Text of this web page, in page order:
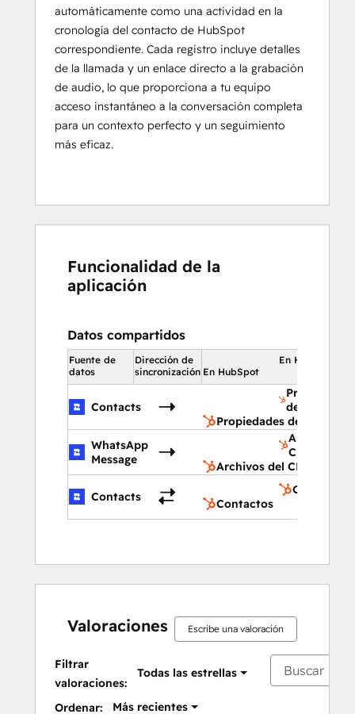
automáticamente como una actividad en la
cronología del contacto de HubSpot
correspondiente. Cada registro incluye detalles
de la llamada y un enlace directo a la grabación
de audio, lo que proporciona a tu equipo
acceso instantáneo a la conversación completa
para un contexto perfecto y un seguimiento
más eficaz.
Funcionalidad de la
aplicación
Datos compartidos
Fuente de
datos
Dirección de
sincronización
En HubSpot
En HubSpot
Contacts
Propiedades
de contacto
Propiedades de contacto
WhatsApp
Message
Archivos
CMS
Archivos del CMS
Contacts
Contactos
Contactos
Valoraciones Escribe una valoración
Filtrar
valoraciones:
Todas las estrellas
Ordenar: Más recientes